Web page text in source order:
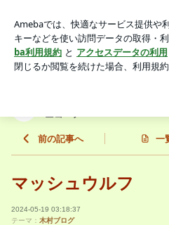
コヘアーアプリをダウンロードして ブログの
ょう。
ニコヘアー
前の記事へ 一
マッシュウルフ
2024-05-19 03:18:37
テーマ： 木村ブログ